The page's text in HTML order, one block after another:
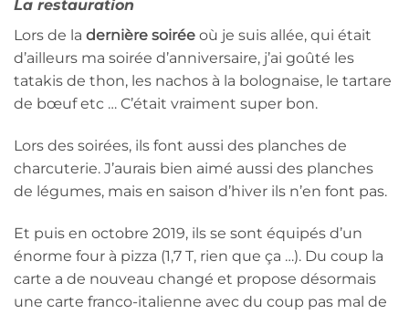
La restauration
Lors de la dernière soirée où je suis allée, qui était
d’ailleurs ma soirée d’anniversaire, j’ai goûté les
tatakis de thon, les nachos à la bolognaise, le tartare
de bœuf etc … C’était vraiment super bon.
Lors des soirées, ils font aussi des planches de
charcuterie. J’aurais bien aimé aussi des planches
de légumes, mais en saison d’hiver ils n’en font pas.
Et puis en octobre 2019, ils se sont équipés d’un
énorme four à pizza (1,7 T, rien que ça …). Du coup la
carte a de nouveau changé et propose désormais
une carte franco-italienne avec du coup pas mal de